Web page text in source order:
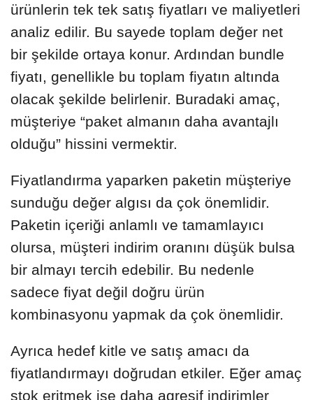
ürünlerin tek tek satış fiyatları ve maliyetleri
analiz edilir. Bu sayede toplam değer net
bir şekilde ortaya konur. Ardından bundle
fiyatı, genellikle bu toplam fiyatın altında
olacak şekilde belirlenir. Buradaki amaç,
müşteriye “paket almanın daha avantajlı
olduğu” hissini vermektir.
Fiyatlandırma yaparken paketin müşteriye
sunduğu değer algısı da çok önemlidir.
Paketin içeriği anlamlı ve tamamlayıcı
olursa, müşteri indirim oranını düşük bulsa
bir almayı tercih edebilir. Bu nedenle
sadece fiyat değil doğru ürün
kombinasyonu yapmak da çok önemlidir.
Ayrıca hedef kitle ve satış amacı da
fiyatlandırmayı doğrudan etkiler. Eğer amaç
stok eritmek ise daha agresif indirimler